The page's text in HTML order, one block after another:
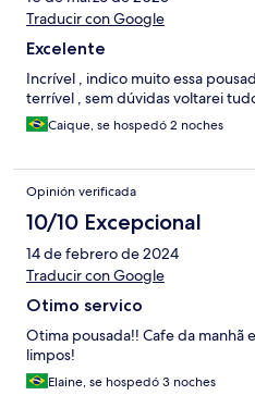
Traducir con Google
Excelente
Incrível , indico muito essa
terrível , sem dúvidas voltarei
Caique, se hospedó 2 noches
Opinión verificada
10/10 Excepcional
14 de febrero de 2024
Traducir con Google
Otimo servico
Otima pousada!! Cafe da manhã
limpos!
Elaine, se hospedó 3 noches